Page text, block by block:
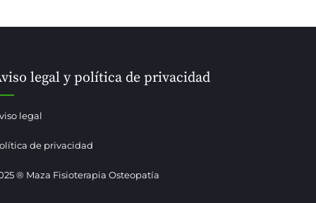
legal y política de privacidad
legal
de privacidad
® Maza Fisioterapia Osteopatía